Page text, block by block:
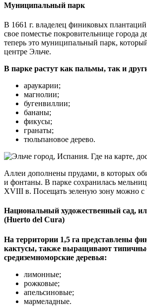
Муниципальный парк
В 1661 г. владелец финиковых
свое поместье покровительнице города
теперь это муниципальный парк,
центре Эльче.
В парке растут как пальмы, так и
араукарии;
магнолии;
бугенвиллии;
бананы;
фикусы;
гранаты;
тюльпановое дерево.
Аллеи дополнены прудами, в которых
и фонтаны. В парке сохранилась
XVIII в. Посещать зеленую зону можно с
Национальный художественный сад,
(Huerto del Cura)
На территории 1,5 га представлены
кактусы, также выращивают
средиземноморские деревья:
лимонные;
рожковые;
апельсиновые;
мармеладные.